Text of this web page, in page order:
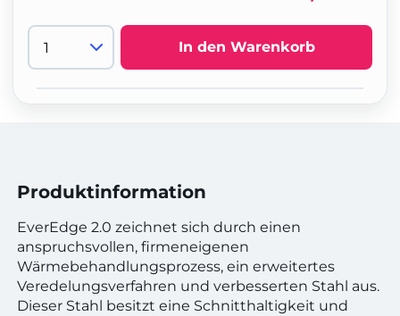
In den Warenkorb
Produktinformation
EverEdge 2.0 zeichnet sich durch einen
anspruchsvollen, firmeneigenen
Wärmebehandlungsprozess, ein erweitertes
Veredelungsverfahren und verbesserten Stahl aus.
Dieser Stahl besitzt eine Schnitthaltigkeit und